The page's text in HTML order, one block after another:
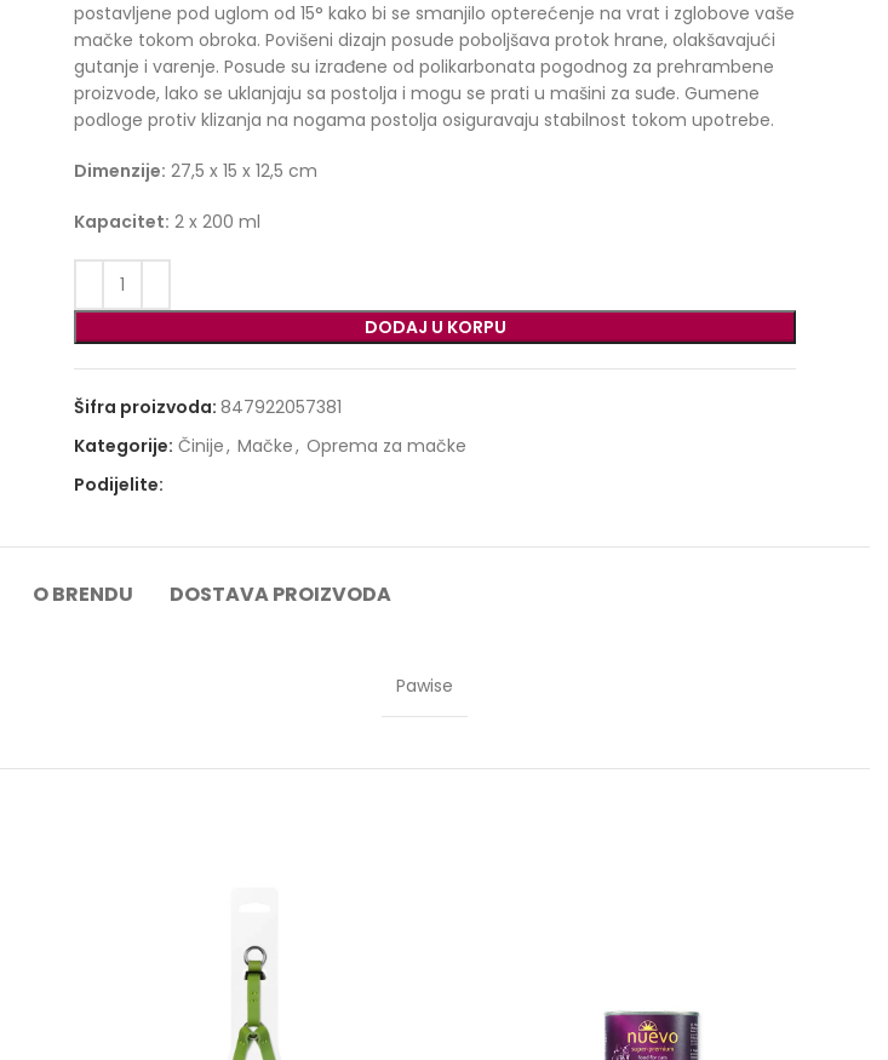
postavljene pod uglom od 15° kako bi se smanjilo opterećenje na vrat i zglobove vaše
mačke tokom obroka. Povišeni dizajn posude poboljšava protok hrane, olakšavajući
gutanje i varenje. Posude su izrađene od polikarbonata pogodnog za prehrambene
proizvode, lako se uklanjaju sa postolja i mogu se prati u mašini za suđe. Gumene
podloge protiv klizanja na nogama postolja osiguravaju stabilnost tokom upotrebe.
Dimenzije: 27,5 x 15 x 12,5 cm
Kapacitet: 2 x 200 ml
DODAJ U KORPU
Šifra proizvoda: 847922057381
Kategorije: Činije, Mačke, Oprema za mačke
Podijelite:
O BRENDU DOSTAVA PROIZVODA
Pawise